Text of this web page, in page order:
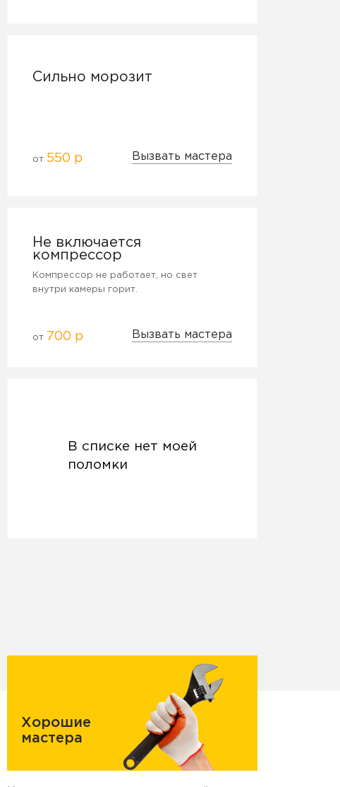
Сильно морозит
от 550 р Вызвать мастера
Не включается
компрессор
Компрессор не работает, но свет
внутри камеры горит.
от 700 р Вызвать мастера
В списке нет моей
поломки
Хорошие
мастера